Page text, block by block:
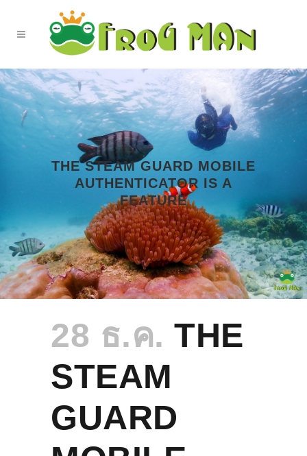
THE STEAM GUARD MOBILE
AUTHENTICATOR IS A
FEATURE
28 ธ.ค. THE
STEAM
GUARD